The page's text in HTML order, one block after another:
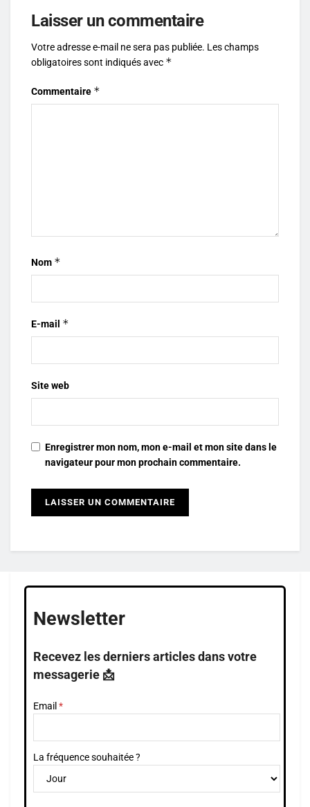
Laisser un commentaire
Votre adresse e-mail ne sera pas publiée. Les champs
obligatoires sont indiqués avec *
Commentaire *
Nom *
E-mail *
Site web
Enregistrer mon nom, mon e-mail et mon site dans le
navigateur pour mon prochain commentaire.
Newsletter
Recevez les derniers articles dans votre
messagerie 📩
Email
La fréquence souhaitée ?